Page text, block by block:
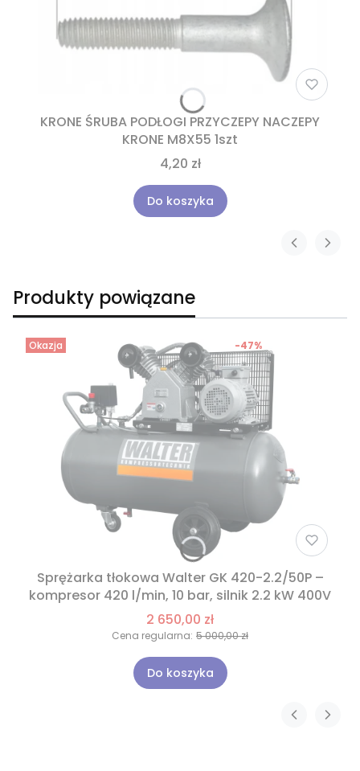
KRONE ŚRUBA PODŁOGI PRZYCZEPY NACZEPY
KRONE M8X55 1szt
4,20 zł
Do koszyka
Produkty powiązane
Okazja
Sprężarka tłokowa Walter GK 420-2.2/50P –
kompresor 420 l/min, 10 bar, silnik 2.2 kW 400V
2 650,00 zł
Cena regularna: 5 000,00 zł
-47%
Do koszyka